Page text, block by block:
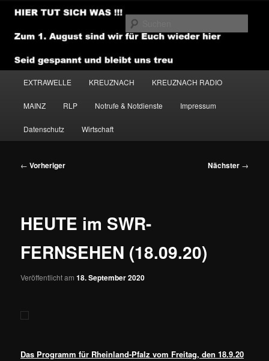
Zum
primären
Inhalt
NEWSHOUSE.MEDIA
EXTRAWELLE KREUZNACH KREUZNACH RADIO
MAINZ RLP Notrufe & Notdienste Impressum
Datenschutz Wirtschaft
Beitragsnavigation
← Vorheriger Nächster →
HEUTE im SWR-
FERNSEHEN (18.09.20)
Veröffentlicht am18. September 2020
Das Programm für Rheinland-Pfalz vom Freitag, den 18.9.20